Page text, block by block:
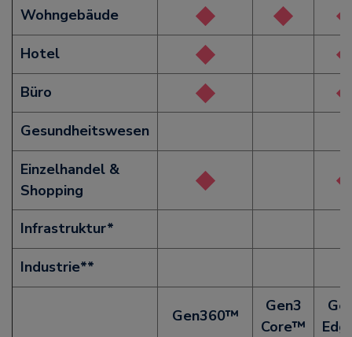
Wohngebäude
Hotel
Büro
Gesundheitswesen
Einzelhandel &
Shopping
Infrastruktur*
Industrie**
Gen360™
Gen3
Core™